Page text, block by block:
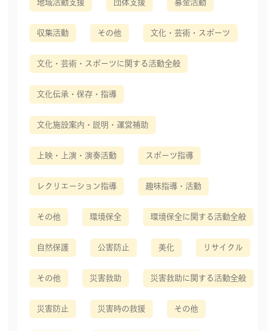
地域活動支援 団体支援 募金活動
収集活動 その他 文化・芸術・スポーツ
文化・芸術・スポーツに関する活動全般
文化伝承・保存・指導
文化施設案内・説明・運営補助
上映・上演・演奏活動 スポーツ指導
レクリエーション指導 趣味指導・活動
その他 環境保全 環境保全に関する活動全般
自然保護 公害防止 美化 リサイクル
その他 災害救助 災害救助に関する活動全般
災害防止 災害時の救援 その他